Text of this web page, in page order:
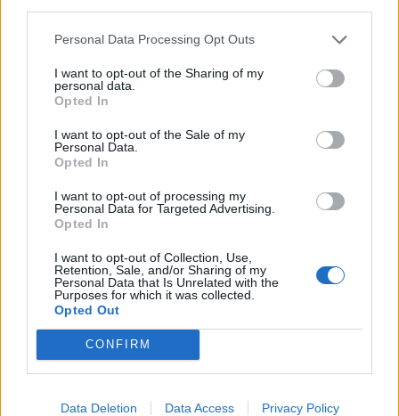
Personal Data Processing Opt Outs
I want to opt-out of the Sharing of my
personal data.
Opted In
I want to opt-out of the Sale of my
Personal Data.
Opted In
I want to opt-out of processing my
Personal Data for Targeted Advertising.
Opted In
I want to opt-out of Collection, Use,
Retention, Sale, and/or Sharing of my
Personal Data that Is Unrelated with the
Purposes for which it was collected.
Opted Out
CONFIRM
Data Deletion Data Access Privacy Policy
szakértőkkel...
KEDVES OLVASÓNK!
A keresett cikk a portfolio.hu hírarchívumához
regisztrációhoz kötött.
Portfolio.hu teljes cikkarchívum
Kötéslisták: BÉT elmúlt 2 év napon belüli
Előfizetés
MÁR ELŐFIZETŐNK VAGY?